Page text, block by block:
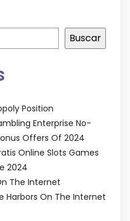
Buscar
Position
Enterprise No-
Offers Of 2024
Online Slots Games
2024
The Internet
Harbors On The Internet